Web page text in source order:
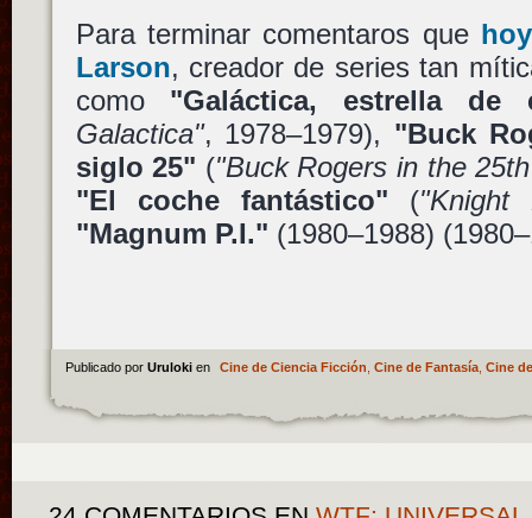
Para terminar comentaros que
Larson, creador de series tan
como "Galáctica, estrella de
Galactica", 1978–1979), "Buck
siglo 25" ("Buck Rogers in the
"El coche fantástico" ("Knight
"Magnum P.I." (1980–1988)
Publicado por Uruloki en Cine de Ciencia Ficción Cine de Fantasía, Cine